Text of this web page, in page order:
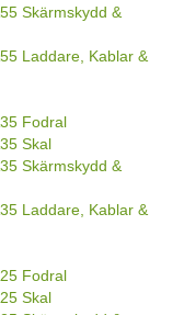
Skärmskydd &
Laddare, Kablar &
Fodral
Skal
Skärmskydd &
Laddare, Kablar &
Fodral
Skal